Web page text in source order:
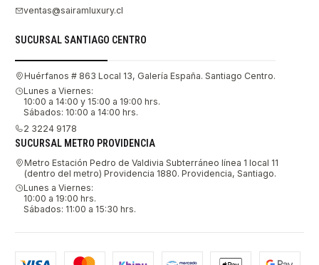
ventas@sairamluxury.cl
SUCURSAL SANTIAGO CENTRO
Huérfanos # 863 Local 13, Galería España. Santiago Centro.
Lunes a Viernes:
10:00 a 14:00 y 15:00 a 19:00 hrs.
Sábados: 10:00 a 14:00 hrs.
2 3224 9178
SUCURSAL METRO PROVIDENCIA
Metro Estación Pedro de Valdivia Subterráneo línea 1 local 11
(dentro del metro) Providencia 1880. Providencia, Santiago.
Lunes a Viernes:
10:00 a 19:00 hrs.
Sábados: 11:00 a 15:30 hrs.